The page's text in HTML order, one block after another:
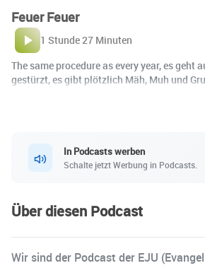
Feuer Feuer
1 Stunde 27 Minuten
The same procedure as every year, es
gestürzt, es gibt plötzlich Mäh, Muh und
In Podcasts werben
Schalte jetzt Werbung in Podcasts.
Über diesen Podcast
Wir sind der Podcast der EJU